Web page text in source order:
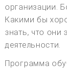
организации.
Какими бы
знать, что
деятельности.
Программа